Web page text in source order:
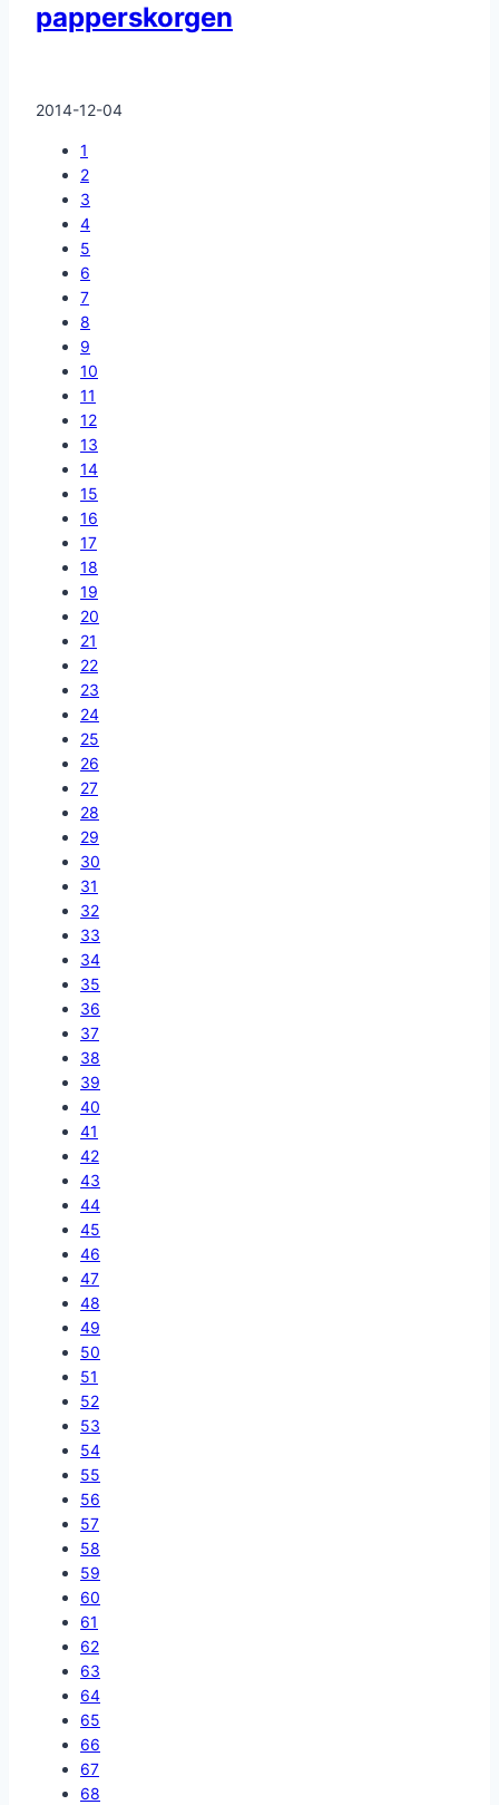
papperskorgen
2014-12-04
1
2
3
4
5
6
7
8
9
10
11
12
13
14
15
16
17
18
19
20
21
22
23
24
25
26
27
28
29
30
31
32
33
34
35
36
37
38
39
40
41
42
43
44
45
46
47
48
49
50
51
52
53
54
55
56
57
58
59
60
61
62
63
64
65
66
67
68